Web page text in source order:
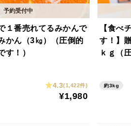
お願い致します。
１番売れてるみかんで
かん（3㎏）（圧倒的
す！）
4.3(1,422件)
¥1,980
【食べ
す！】
ｋｇ（
約3kg